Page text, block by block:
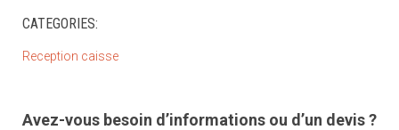
CATEGORIES:
Reception caisse
Avez-vous besoin d’informations ou d’un devis ?